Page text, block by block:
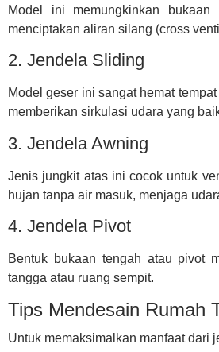
Model ini memungkinkan
menciptakan aliran silang (cross
2. Jendela Sliding
Model geser ini sangat hemat
memberikan sirkulasi udara yang
3. Jendela Awning
Jenis jungkit atas ini cocok untuk
hujan tanpa air masuk, menjaga
4. Jendela Pivot
Bentuk bukaan tengah atau pivot
tangga atau ruang sempit.
Tips Mendesain Rumah
Untuk memaksimalkan manfaat dari